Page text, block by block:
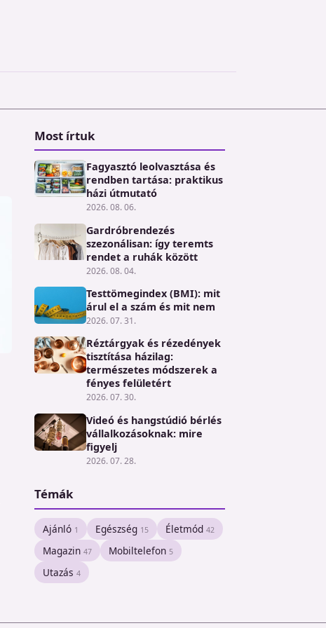
Most írtuk
Fagyasztó leolvasztása és
rendben tartása: praktikus
házi útmutató
2026. 08. 06.
Gardróbrendezés
szezonálisan: így teremts
rendet a ruhák között
2026. 08. 04.
Testtömegindex (BMI): mit
árul el a szám és mit nem
2026. 07. 31.
Réztárgyak és rézedények
tisztítása házilag:
természetes módszerek a
fényes felületért
2026. 07. 30.
Videó és hangstúdió bérlés
vállalkozásoknak: mire
figyelj
2026. 07. 28.
Témák
Ajánló 1 Egészség 15 Életmód 42
Magazin 47 Mobiltelefon 5
Utazás 4